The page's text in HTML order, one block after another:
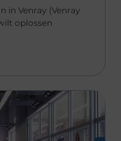
in Venray (Venray
oplossen